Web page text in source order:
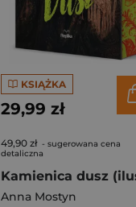
KSIĄŻKA
29,99 zł
49,90 zł - sugerowana cena
detaliczna
Anna Mostyn